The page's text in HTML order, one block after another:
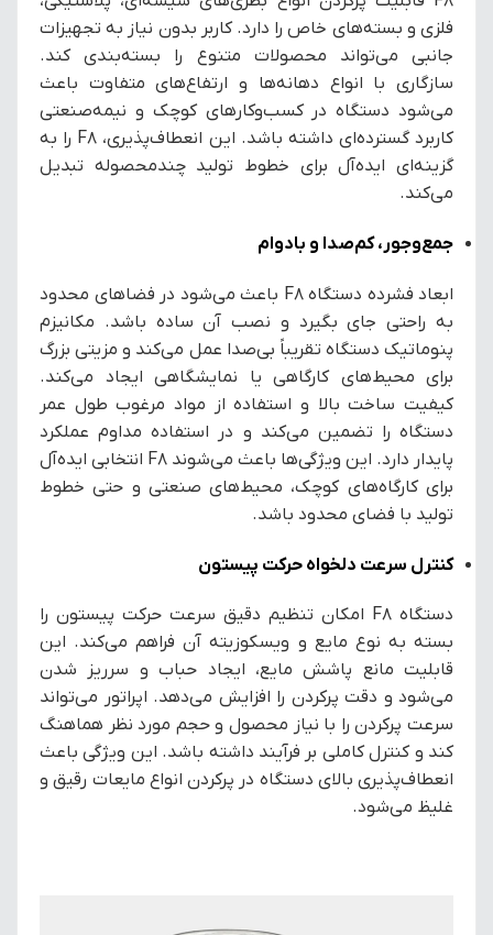
فلزی و بسته‌های خاص را دارد. کاربر بدون نیاز به تجهیزات
جانبی می‌تواند محصولات متنوع را بسته‌بندی کند.
سازگاری با انواع دهانه‌ها و ارتفاع‌های متفاوت باعث
می‌شود دستگاه در کسب‌وکارهای کوچک و نیمه‌صنعتی
کاربرد گسترده‌ای داشته باشد. این انعطاف‌پذیری، F8 را به
گزینه‌ای ایده‌آل برای خطوط تولید چندمحصوله تبدیل
می‌کند.
جمع‌وجور، کم‌صدا و بادوام
ابعاد فشرده دستگاه F8 باعث می‌شود در فضاهای محدود
به راحتی جای بگیرد و نصب آن ساده باشد. مکانیزم
پنوماتیک دستگاه تقریباً بی‌صدا عمل می‌کند و مزیتی بزرگ
برای محیط‌های کارگاهی یا نمایشگاهی ایجاد می‌کند.
کیفیت ساخت بالا و استفاده از مواد مرغوب طول عمر
دستگاه را تضمین می‌کند و در استفاده مداوم عملکرد
پایدار دارد. این ویژگی‌ها باعث می‌شوند F8 انتخابی ایده‌آل
برای کارگاه‌های کوچک، محیط‌های صنعتی و حتی خطوط
تولید با فضای محدود باشد.
کنترل سرعت دلخواه حرکت پیستون
دستگاه F8 امکان تنظیم دقیق سرعت حرکت پیستون را
بسته به نوع مایع و ویسکوزیته آن فراهم می‌کند. این
قابلیت مانع پاشش مایع، ایجاد حباب و سرریز شدن
می‌شود و دقت پرکردن را افزایش می‌دهد. اپراتور می‌تواند
سرعت پرکردن را با نیاز محصول و حجم مورد نظر هماهنگ
کند و کنترل کاملی بر فرآیند داشته باشد. این ویژگی باعث
انعطاف‌پذیری بالای دستگاه در پرکردن انواع مایعات رقیق و
غلیظ می‌شود.